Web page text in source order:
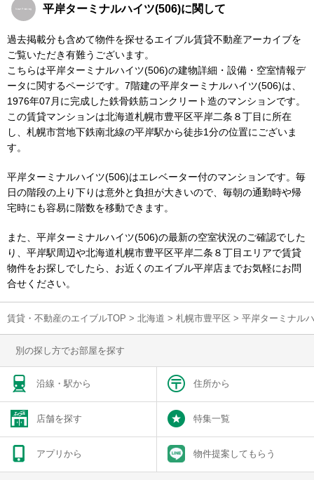
平岸ターミナルハイツ(506)に関して
過去掲載分も含めて物件を探せるエイブル賃貸不動産アーカイブを
ご覧いただき有難うございます。
こちらは平岸ターミナルハイツ(506)の建物詳細・設備・空室情報デ
ータに関するページです。7階建の平岸ターミナルハイツ(506)は、
1976年07月に完成した鉄骨鉄筋コンクリート造のマンションです。
この賃貸マンションは北海道札幌市豊平区平岸二条８丁目に所在
し、札幌市営地下鉄南北線の平岸駅から徒歩1分の位置にございま
す。
平岸ターミナルハイツ(506)はエレベーター付のマンションです。毎
日の階段の上り下りは意外と負担が大きいので、毎朝の通勤時や帰
宅時にも容易に階数を移動できます。
また、平岸ターミナルハイツ(506)の最新の空室状況のご確認でした
り、平岸駅周辺や北海道札幌市豊平区平岸二条８丁目エリアで賃貸
物件をお探しでしたら、お近くのエイブル平岸店までお気軽にお問
合せください。
賃貸・不動産のエイブルTOP > 北海道 > 札幌市豊平区 > 平岸ターミナル
別の探し方でお部屋を探す
沿線・駅から 住所から
店舗を探す 特集一覧
アプリから 物件提案してもらう